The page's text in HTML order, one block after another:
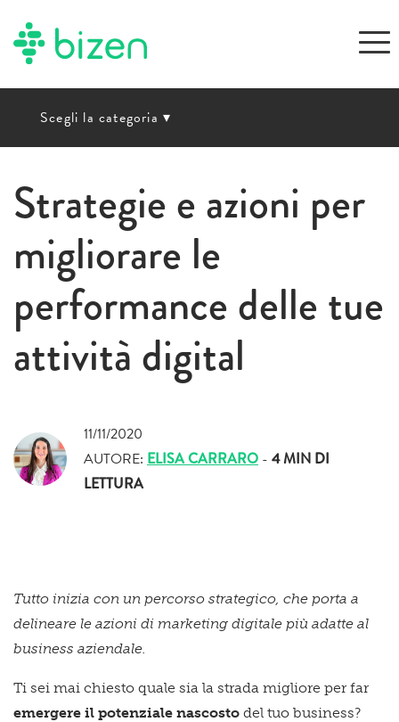
Scegli la categoria ▾
Strategie e azioni per
migliorare le
performance delle tue
attività digital
11/11/2020
AUTORE: ELISA CARRARO - 4 MIN DI
LETTURA
Tutto inizia con un percorso strategico, che porta a
delineare le azioni di marketing digitale più adatte al
business aziendale.
Ti sei mai chiesto quale sia la strada migliore per far
emergere il potenziale nascosto del tuo business?